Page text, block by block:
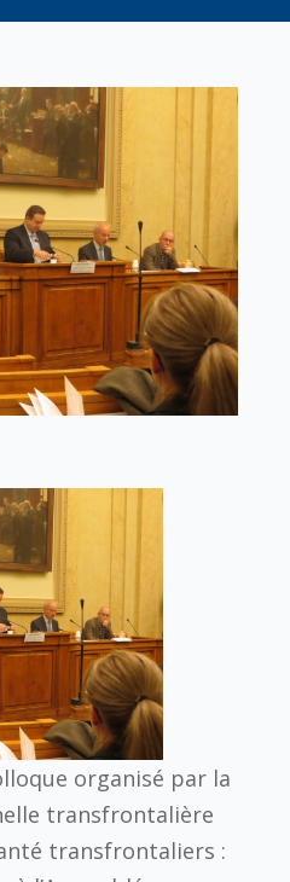
organisé par la
transfrontalière
transfrontaliers :